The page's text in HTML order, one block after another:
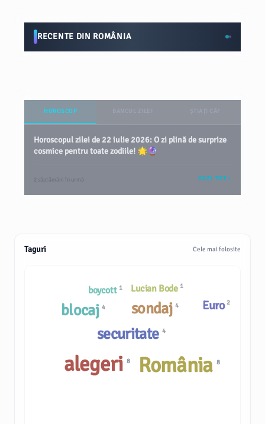
RECENTE DIN ROMÂNIA
HOROSCOP
Horoscopul zilei de 22 iulie 2026: O zi plină de surprize
cosmice pentru toate zodiile! 🌟🔮
2 săptămâni în urmă VEZI TOT
Taguri Cele mai folosite
boycott 1 Lucian Bode 1
securitate 4
alegeri 8
Euro 2
blocaj4
România 8
sondaj4